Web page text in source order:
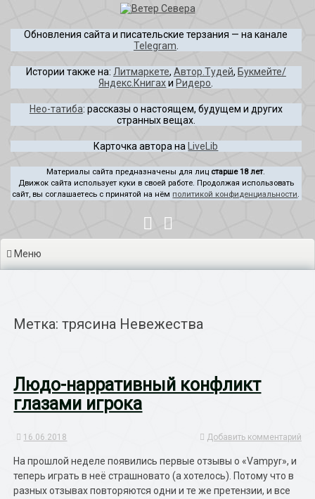
содержимому
Обновления сайта и писательские терзания — на канале
Telegram
Истории также на: Литмаркете, Автор.Тудей, Букмейте/
Яндекс.Книгахи Ридеро
Нео-татиба: рассказы о настоящем, будущем и других
странных вещах.
Карточка автора на LiveLib
Материалы сайта предназначены для лиц старше 18 лет.
Движок сайта использует куки в своей работе. Продолжая использовать
сайт, вы соглашаетесь с принятой на нём политикой конфиденциальности.
Меню
Метка: трясина Невежества
Людо-нарративный конфликт
глазами игрока
16.06.2018 Добавить комментарий
На прошлой неделе появились первые отзывы о «Vampyr», и
теперь играть в неё страшновато (а хотелось). Потому что в
разных отзывах повторяются одни и те же претензии, и все